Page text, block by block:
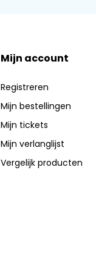
Mijn account
Registreren
Mijn bestellingen
Mijn tickets
Mijn verlanglijst
Vergelijk producten